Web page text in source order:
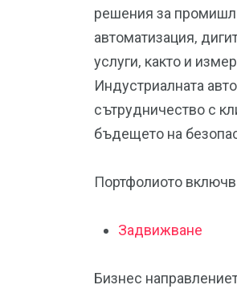
решения за
автоматизация,
услуги, както и
Индустриалната
сътрудничество с
бъдещето на
Портфолиото
Задвижване
Бизнес